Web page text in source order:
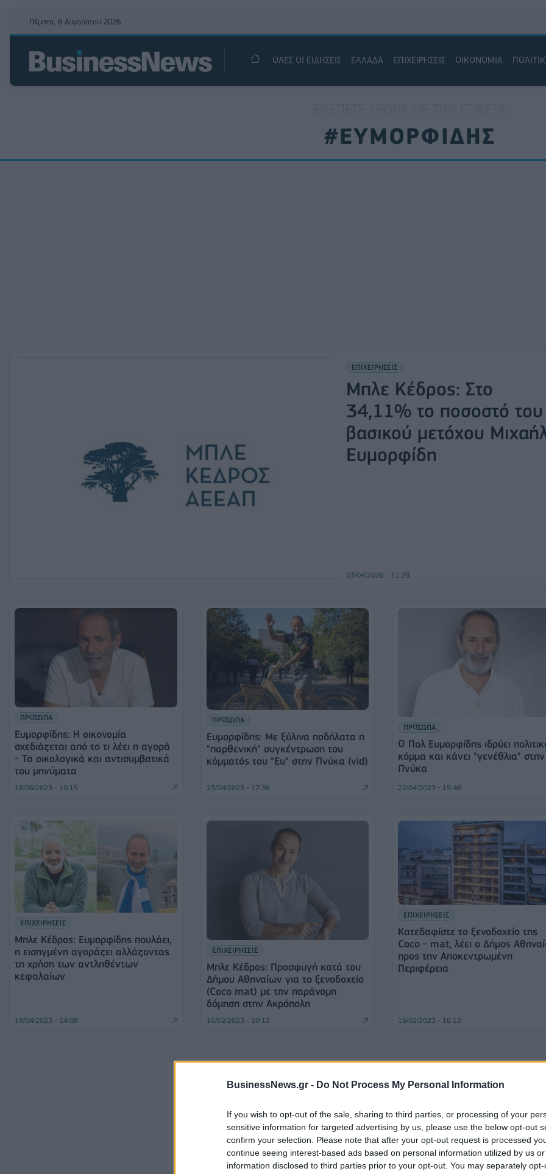
BusinessNews.gr - Do Not Process My Personal Information
If you wish to opt-out of the sale, sharing to third parties, or processing of your
sensitive information for targeted advertising by us, please use the below opt-out
confirm your selection. Please note that after your opt-out request is processed
continue seeing interest-based ads based on personal information utilized by us
information disclosed to third parties prior to your opt-out. You may separately
Πέμπτη, 6 Αυγούστου 2026
ΟΛΕΣ ΟΙ ΕΙΔΗΣΕΙΣ ΕΛΛΑΔΑ ΕΠΙΧΕΙΡΗΣΕΙΣ ΟΙΚΟΝΟΜΙΑ
#ΕΥΜΟΡΦΙΔΗΣ
ΕΠΙΧΕΙΡΗΣΕΙΣ
Μπλε Κέδρος: Στο
34,11% το ποσοστό του
βασικού μετόχου
Ευμορφίδη
03/04/2026 - 11:29
ΠΡΟΣΩΠΑ
Ευμορφίδης: Η οικονομία
σχεδιάζεται από το τι λέει η αγορά
- Τα οικολογικά και αντισυμβατικά
του μηνύματα
18/06/2023 - 10:15
ΠΡΟΣΩΠΑ
Ευμορφίδης: Με ξύλινα ποδήλατα η
"παρθενική" συγκέντρωση του
κόμματός του "Ευ" στην Πνύκα (vid)
23/04/2023 - 17:36
ΠΡΟΣΩΠΑ
Ο Πολ Ευμορφίδης ιδρύει
κόμμα και κάνει "γενέθλια" στην
Πνύκα
22/04/2023 - 19:46
ΕΠΙΧΕΙΡΗΣΕΙΣ
Μπλε Κέδρος: Ευμορφίδης πουλάει,
η εισηγμένη αγοράζει αλλάζοντας
τη χρήση των αντληθέντων
κεφαλαίων
18/04/2023 - 14:08
ΕΠΙΧΕΙΡΗΣΕΙΣ
Μπλε Κέδρος: Προσφυγή κατά του
Δήμου Αθηναίων για το ξενοδοχείο
(Coco mat) με την παράνομη
δόμηση στην Ακρόπολη
16/02/2023 - 10:12
ΕΠΙΧΕΙΡΗΣΕΙΣ
Κατεδαφίστε το ξενοδοχείο της
Coco - mat, λέει ο Δήμος
προς την Αποκεντρωμένη
Περιφέρεια
15/02/2023 - 16:12